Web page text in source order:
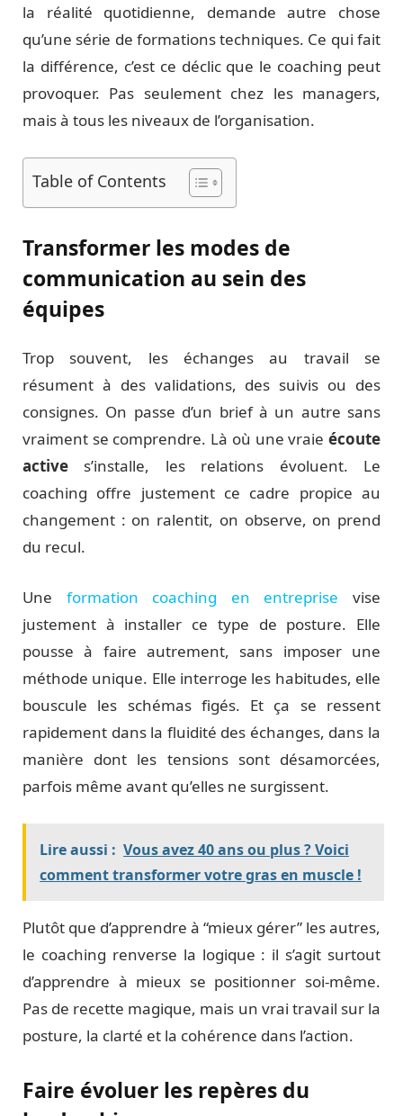
la réalité quotidienne, demande autre chose
qu’une série de formations techniques. Ce qui fait
la différence, c’est ce déclic que le coaching peut
provoquer. Pas seulement chez les managers,
mais à tous les niveaux de l’organisation.
Table of Contents
Transformer les modes de
communication au sein des
équipes
Trop souvent, les échanges au travail se
résument à des validations, des suivis ou des
consignes. On passe d’un brief à un autre sans
vraiment se comprendre. Là où une vraie écoute
active s’installe, les relations évoluent. Le
coaching offre justement ce cadre propice au
changement : on ralentit, on observe, on prend
du recul.
Une formation coaching en entreprise vise
justement à installer ce type de posture. Elle
pousse à faire autrement, sans imposer une
méthode unique. Elle interroge les habitudes, elle
bouscule les schémas figés. Et ça se ressent
rapidement dans la fluidité des échanges, dans la
manière dont les tensions sont désamorcées,
parfois même avant qu’elles ne surgissent.
Lire aussi : Vous avez 40 ans ou plus ? Voici
comment transformer votre gras en muscle !
Plutôt que d’apprendre à “mieux gérer” les autres,
le coaching renverse la logique : il s’agit surtout
d’apprendre à mieux se positionner soi-même.
Pas de recette magique, mais un vrai travail sur la
posture, la clarté et la cohérence dans l’action.
Faire évoluer les repères du